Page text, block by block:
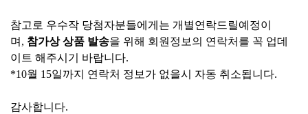
참고로 우수작 당첨자분들에게는 개별연락드릴예정이
며, 참가상 상품 발송을 위해 회원정보의 연락처를 꼭 업데
이트 해주시기 바랍니다.
*10월 15일까지 연락처 정보가 없을시 자동 취소됩니다.
감사합니다.